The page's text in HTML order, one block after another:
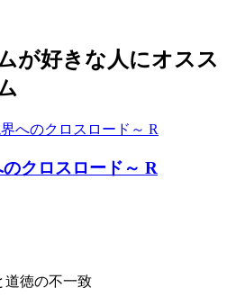
が好きな人にオスス
クロスロード～ R
道徳の不一致